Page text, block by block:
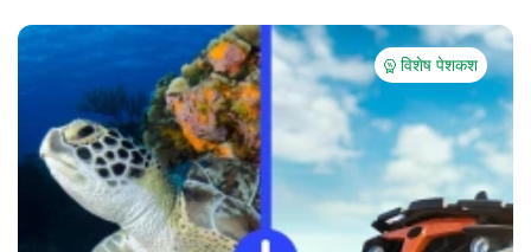
विशेष पेशकश